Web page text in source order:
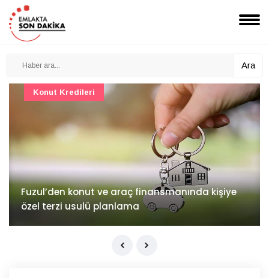
Ara
İv Kandilli'de yaşam yakında başlıyor
Konut Projeleri